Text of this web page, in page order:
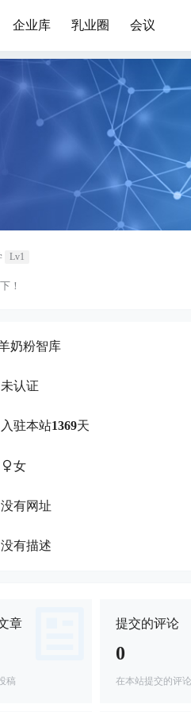
企业库 乳业圈 会议
Lv1
！
奶粉智库
未认证
入驻本站1369天
女
没有网址
没有描述
章
稿
提交的评论
0
在本站提交的评论